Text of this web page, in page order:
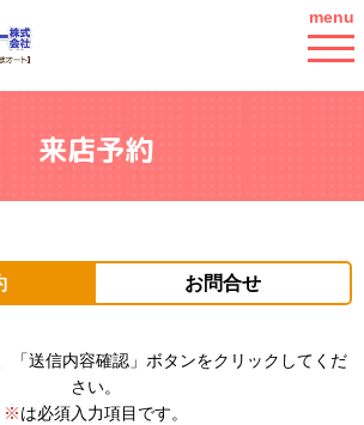
menu
来店予約
お問合せ
「送信内容確認」ボタンをクリックしてくだ
さい。
※は必須入力項目です。